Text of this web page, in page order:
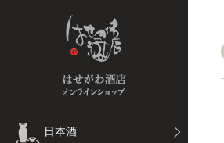
日本酒